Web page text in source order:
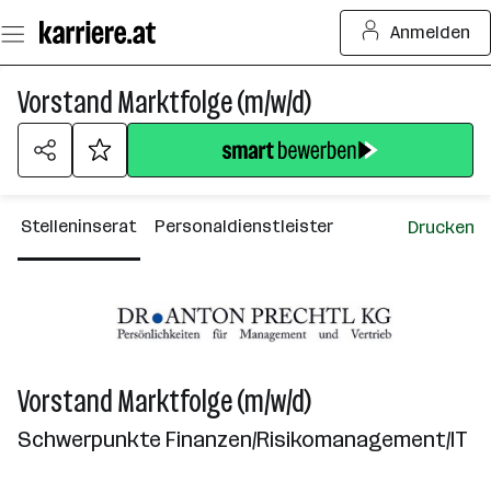
Seiteninhalt
springen
Anmelden
Vorstand Marktfolge (m/w/d)
Stelleninserat Personaldienstleister Drucken
Vorstand Marktfolge (m/w/d)
Schwerpunkte Finanzen/Risikomanagement/IT